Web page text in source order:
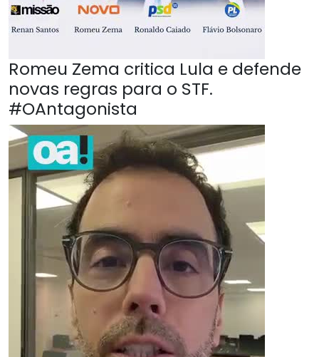
Romeu Zema critica Lula e defende
novas regras para o STF.
#OAntagonista